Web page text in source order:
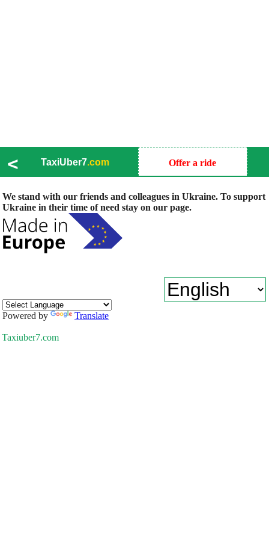
< TaxiUber7.com Offer a ride
We stand with our friends and colleagues in Ukraine. To support
Ukraine in their time of need stay on our page.
Powered by Translate
Taxiuber7.com